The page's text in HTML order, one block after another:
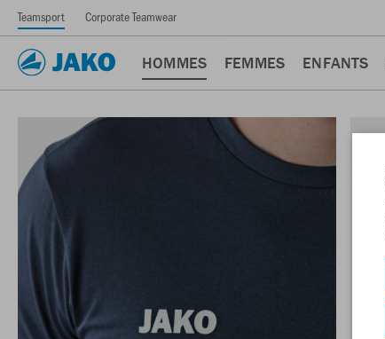
Teamsport Corporate Teamwear
HOMMES FEMMES ENFANTS